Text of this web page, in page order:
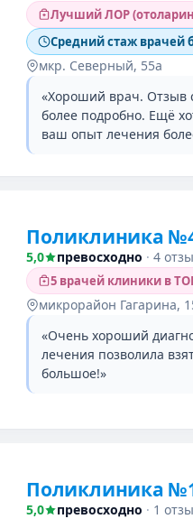
Лучший ЛОР
Средний стаж врачей
мкр. Северный, 55а
«Хороший врач. Отзыв
более подробно. Ещё
ваш опыт лечения
Поликлиника
5,0 превосходно · 4
5 врачей клиники в
микрорайон Гагарина,
«Очень хороший
лечения позволила
большое!»
Поликлиника
5,0 превосходно · 1